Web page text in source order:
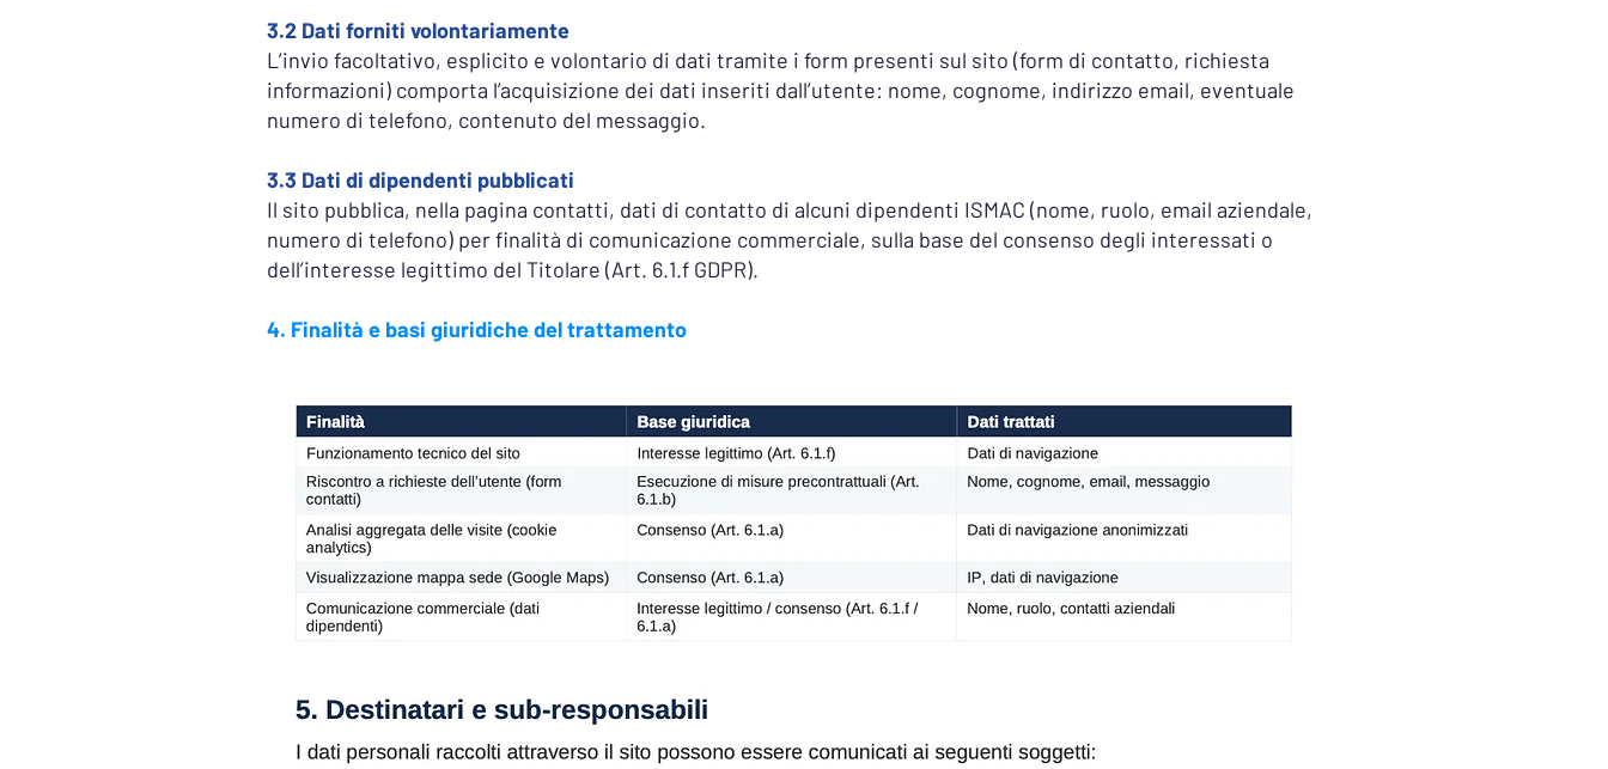
3.2 Dati forniti volontariamente
L’invio facoltativo, esplicito e volontario di dati tramite i form presenti sul sito (form di contatto, richiesta
informazioni) comporta l’acquisizione dei dati inseriti dall’utente: nome, cognome, indirizzo email, eventuale
numero di telefono, contenuto del messaggio.
3.3 Dati di dipendenti pubblicati
Il sito pubblica, nella pagina contatti, dati di contatto di alcuni dipendenti ISMAC (nome, ruolo, email aziendale,
numero di telefono) per finalità di comunicazione commerciale, sulla base del consenso degli interessati o
dell’interesse legittimo del Titolare (Art. 6.1.f GDPR).
4. Finalità e basi giuridiche del trattamento